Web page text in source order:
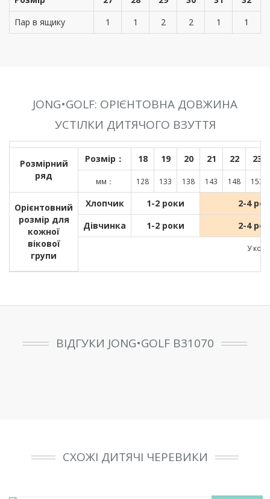
Пар в ящику
1 1 2 2 1 1
JONG•GOLF: ОРІЄНТОВНА ДОВЖИНА
УСТІЛКИ ДИТЯЧОГО ВЗУТТЯ
Розмірний
ряд
Розмір： 18 19 20 21 22 23
мм： 128 133 138 143 148 153
Орієнтовний
розмір для
кожної
вікової
групи
Хлопчик 1-2 роки
2-4
Дівчинка
1-2 роки 2-4
У
ВІДГУКИ JONG•GOLF B31070
СХОЖІ ДИТЯЧІ ЧЕРЕВИКИ